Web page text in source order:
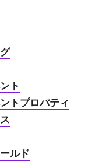
ト
トプロパティ
ルド